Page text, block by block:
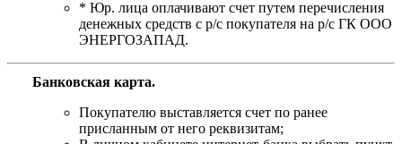
* Юр. лица оплачивают счет путем перечисления
денежных средств с р/с покупателя на р/с ГК ООО
ЭНЕРГОЗАПАД.
Банковская карта.
Покупателю выставляется счет по ранее
присланным от него реквизитам;